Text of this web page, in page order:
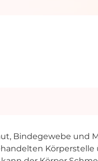
Bindegewebe und